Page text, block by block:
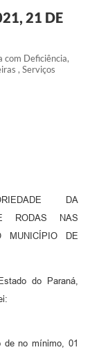
21 DE
com Deficiência,
, Serviços
DA
RODAS NAS
MUNICÍPIO DE
do Paraná,
de no mínimo, 01